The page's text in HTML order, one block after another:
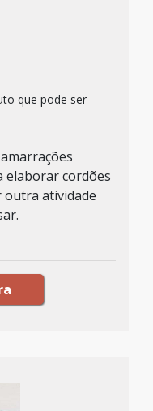
que pode ser
elaborar cordões
outra atividade